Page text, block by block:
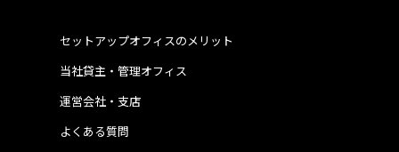
運営会社・支店
よくある質問
当社貸主・管理オフィス
セットアップオフィスのメリット